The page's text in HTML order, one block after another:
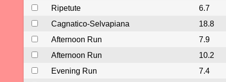
Ripetute
6.7
Cagnatico-Selvapiana
18.8
Afternoon Run
7.9
Afternoon Run
10.2
Evening Run
7.4